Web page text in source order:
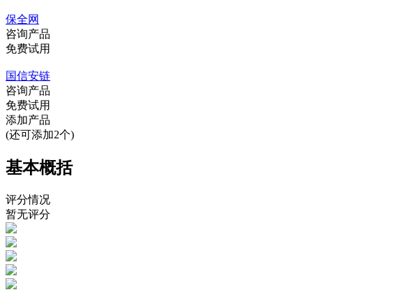
保全网
咨询产品
免费试用
国信安链
咨询产品
免费试用
添加产品
(还可添加2个)
基本概括
评分情况
暂无评分